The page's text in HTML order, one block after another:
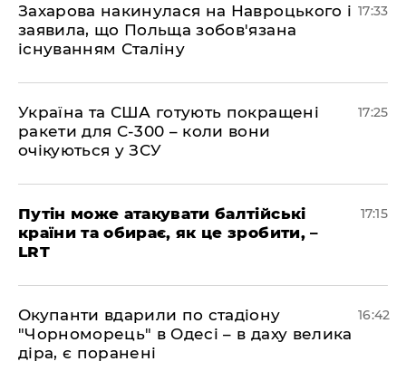
​Захарова накинулася на Навроцького і
заявила, що Польща зобов'язана
існуванням Сталіну
17:33
​Україна та США готують покращені
ракети для С-300 – коли вони
очікуються у ЗСУ
17:25
​Путін може атакувати балтійські
країни та обирає, як це зробити, –
LRT
17:15
​Окупанти вдарили по стадіону
"Чорноморець" в Одесі – в даху велика
діра, є поранені
16:42